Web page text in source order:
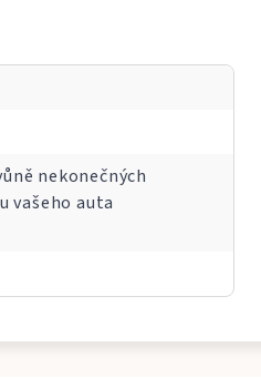
nekonečných
vašeho auta